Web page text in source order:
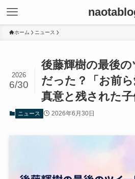
ホーム ニュース
後藤輝樹の最後
だった？「お前
真意と残された
2026
6/30
ニュース 2026年6月30日